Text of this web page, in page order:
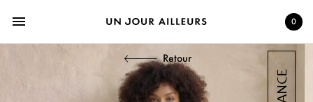
menu 0
Retour